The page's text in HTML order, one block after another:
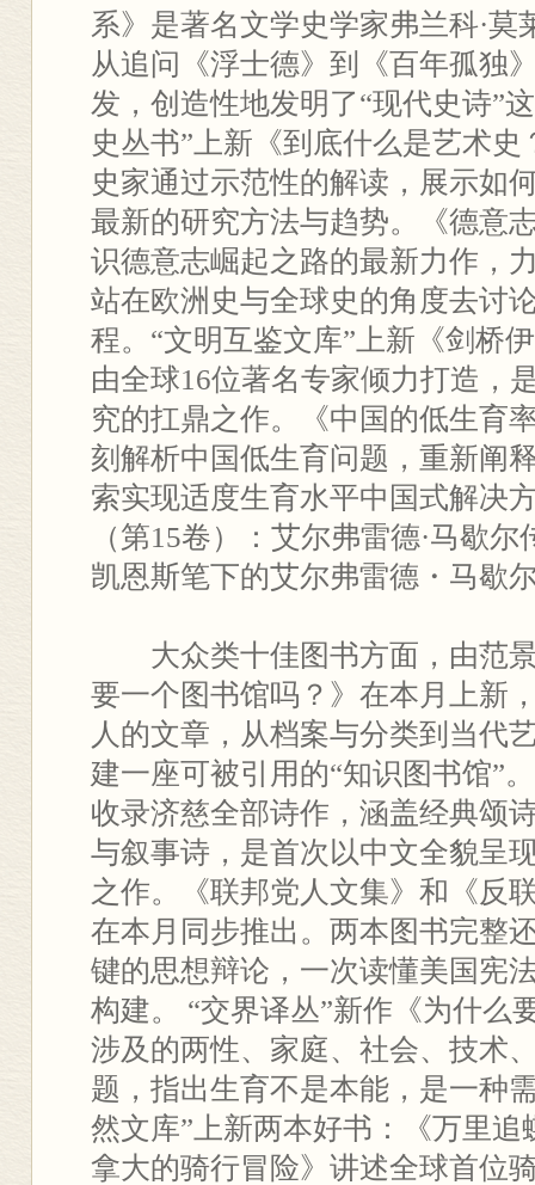
系》是著名文学史学家弗兰科·莫
从追问《浮士德》到《百年孤独
发，创造性地发明了“现代史诗”
史丛书”上新《到底什么是艺术
史家通过示范性的解读，展示如
最新的研究方法与趋势。《德意
识德意志崛起之路的最新力作，
站在欧洲史与全球史的角度去讨
程。“文明互鉴文库”上新《剑桥
由全球16位著名专家倾力打造，
究的扛鼎之作。《中国的低生育
刻解析中国低生育问题，重新阐
索实现适度生育水平中国式解决
（第15卷）：艾尔弗雷德·马歇
凯恩斯笔下的艾尔弗雷德・马歇
大众类十佳图书方面，由范
要一个图书馆吗？》在本月上新
人的文章，从档案与分类到当代
建一座可被引用的“知识图书馆”
收录济慈全部诗作，涵盖经典颂
与叙事诗，是首次以中文全貌呈
之作。《联邦党人文集》和《反
在本月同步推出。两本图书完整
键的思想辩论，一次读懂美国宪
构建。 “交界译丛”新作《为什么
涉及的两性、家庭、社会、技术
题，指出生育不是本能，是一种
然文库”上新两本好书：《万里
拿大的骑行冒险》讲述全球首位